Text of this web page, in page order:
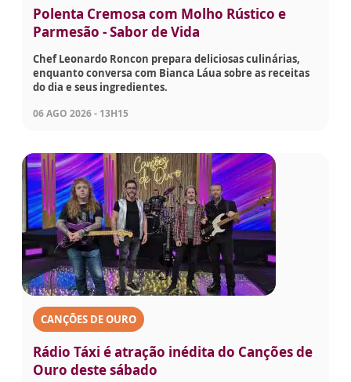
Polenta Cremosa com Molho Rústico e
Parmesão - Sabor de Vida
Chef Leonardo Roncon prepara deliciosas culinárias,
enquanto conversa com Bianca Láua sobre as receitas
do dia e seus ingredientes.
06 AGO 2026 - 13H15
CANÇÕES DE OURO
Rádio Táxi é atração inédita do Canções de
Ouro deste sábado